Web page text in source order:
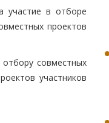
участие в отборе
проектов
совместных
участников